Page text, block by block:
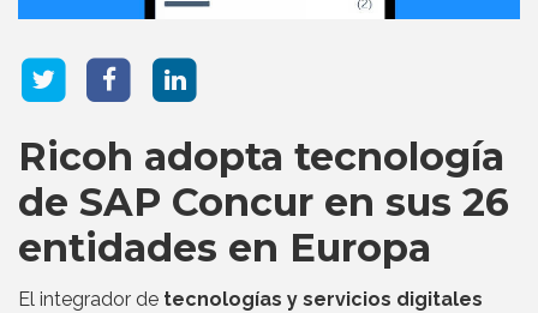
Ricoh adopta tecnología
de SAP Concur en sus 26
entidades en Europa
El integrador de tecnologías y servicios digitales